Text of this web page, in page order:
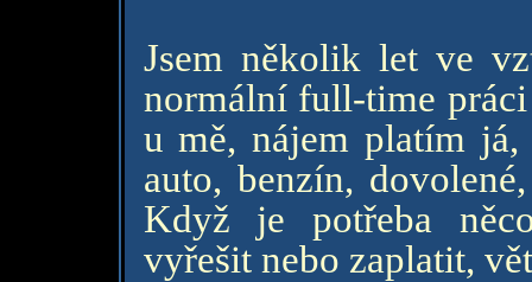
Jsem několik let ve
normální full-time
u mě, nájem platím
auto, benzín,
Když je potřeba
vyřešit nebo zaplatit,